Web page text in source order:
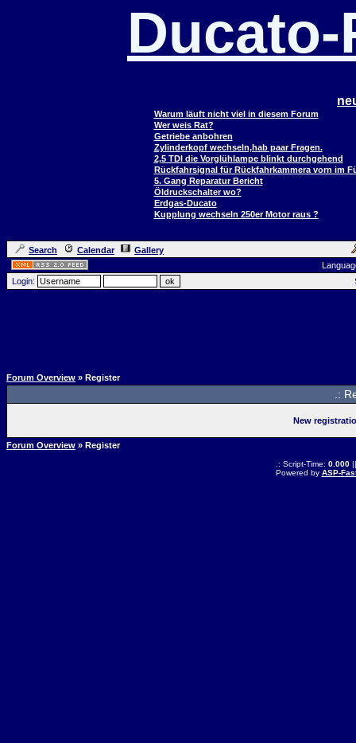
Warum läuft nicht viel in diesem Forum
Wer weis Rat?
Getriebe anbohren
Zylinderkopf wechseln,hab paar Fragen.
2,5 TDI die Vorglühlampe blinkt durchgehend
Rückfahrsignal für Rückfahrkammera vorn im
5. Gang Reparatur Bericht
Öldruckschalter wo?
Erdgas-Ducato
Kupplung wechseln 250er Motor raus ?
Search Calendar
Gallery
Login:
Forum Overview » Register
.:
New
Forum Overview » Register
.: Script-Time: 0.000||
Powered by ASP-